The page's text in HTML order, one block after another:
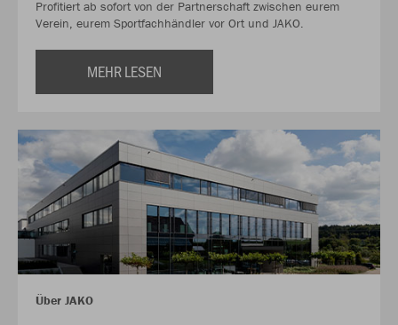
Profitiert ab sofort von der Partnerschaft zwischen eurem
Verein, eurem Sportfachhändler vor Ort und JAKO.
MEHR LESEN
Über JAKO